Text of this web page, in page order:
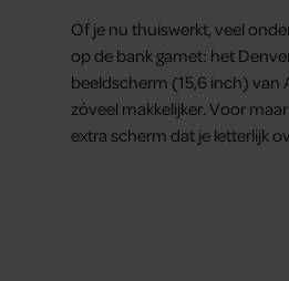
binge-watchers
Of je nu thuiswerkt, veel
op de bank gamet: het
beeldscherm (15,6 inch) van
zóveel makkelijker. Voor
extra scherm dat je letterlijk